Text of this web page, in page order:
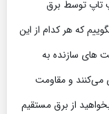
تاپ توسط برق
که هر کدام از این
های سازنده به
می‌کنند و مقاومت
از برق مستقیم